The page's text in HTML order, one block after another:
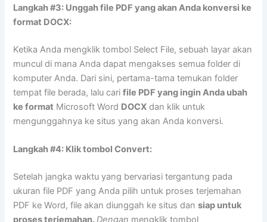
Langkah #3: Unggah file PDF yang akan Anda konversi ke
format DOCX:
Ketika Anda mengklik tombol Select File, sebuah layar akan
muncul di mana Anda dapat mengakses semua folder di
komputer Anda. Dari sini, pertama-tama temukan folder
tempat file berada, lalu carifile PDF yang ingin Anda ubah
ke format Microsoft Word DOCX dan klik untuk
mengunggahnya ke situs yang akan Anda konversi.
Langkah #4: Klik tombol Convert:
Setelah jangka waktu yang bervariasi tergantung pada
ukuran file PDF yang Anda pilih untuk proses terjemahan
PDF ke Word, file akan diunggah ke situs dansiap untuk
proses terjemahan.Dengan mengklik tombol